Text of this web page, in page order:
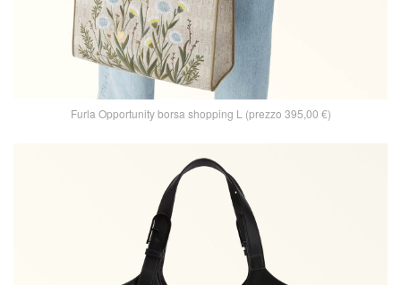
Furla Opportunity borsa shopping L (prezzo 395,00 €)